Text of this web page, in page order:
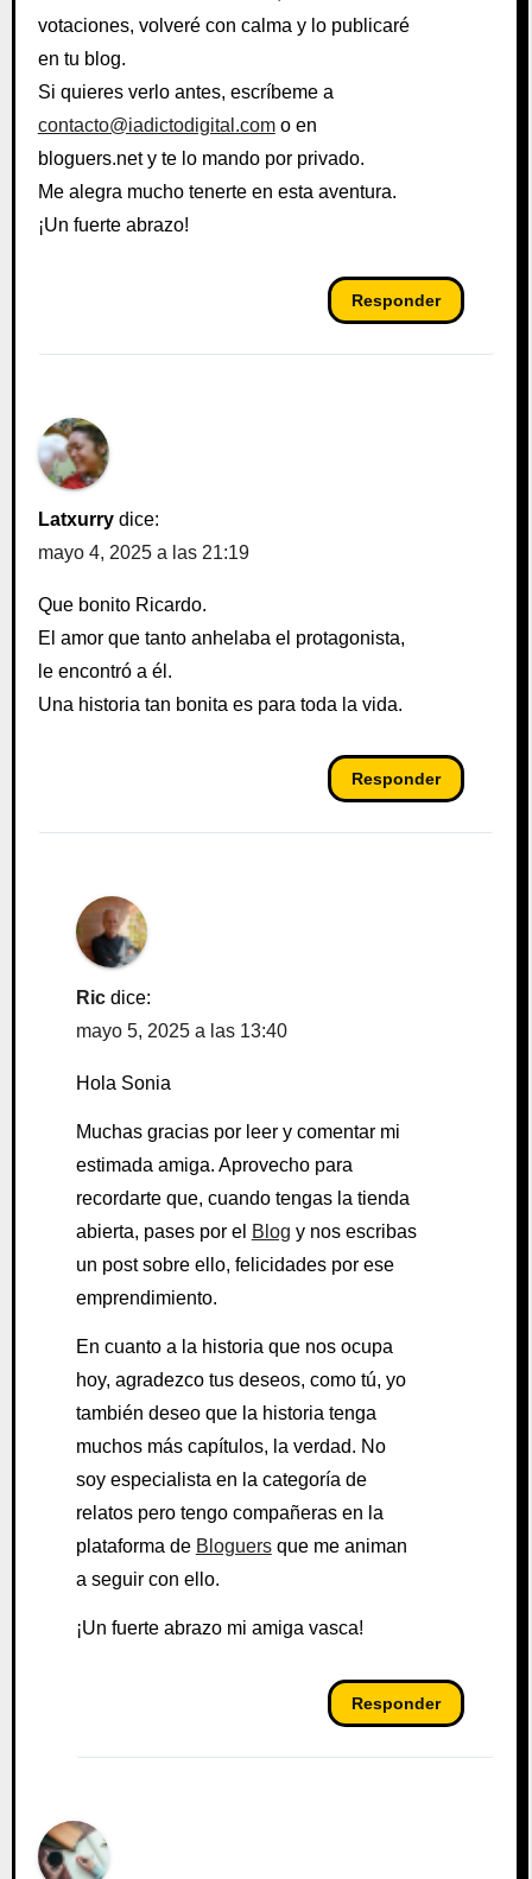
votaciones, volveré con calma y lo publicaré
en tu blog.
Si quieres verlo antes, escríbeme a
contacto@iadictodigital.como en
bloguers.net y te lo mando por privado.
Me alegra mucho tenerte en esta aventura.
¡Un fuerte abrazo!
Responder
Latxurry dice:
mayo 4, 2025 a las 21:19
Que bonito Ricardo.
El amor que tanto anhelaba el protagonista,
le encontró a él.
Una historia tan bonita es para toda la vida.
Responder
Ric dice:
mayo 5, 2025 a las 13:40
Hola Sonia
Muchas gracias por leer y comentar mi
estimada amiga. Aprovecho para
recordarte que, cuando tengas la tienda
abierta, pases por el Blog y nos escribas
un post sobre ello, felicidades por ese
emprendimiento.
En cuanto a la historia que nos ocupa
hoy, agradezco tus deseos, como tú, yo
también deseo que la historia tenga
muchos más capítulos, la verdad. No
soy especialista en la categoría de
relatos pero tengo compañeras en la
plataforma de Bloguersque me animan
a seguir con ello.
¡Un fuerte abrazo mi amiga vasca!
Responder